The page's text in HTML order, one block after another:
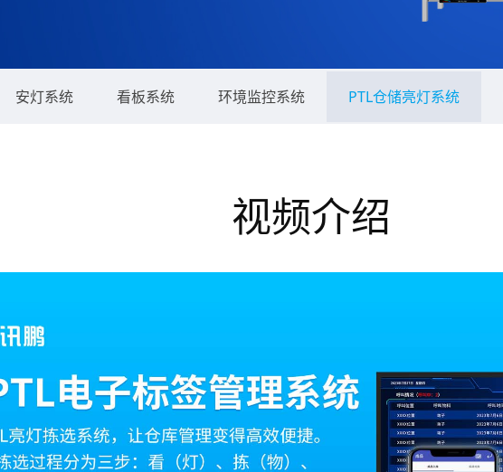
安灯系统 看板系统 环境监控系统 PTL仓储亮灯系统
视频介绍